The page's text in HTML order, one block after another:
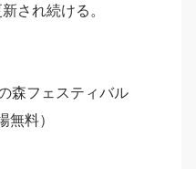
され続ける。
森フェスティバル
料）